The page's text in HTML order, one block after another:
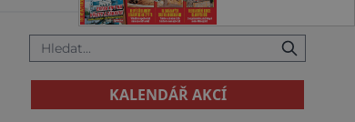
KALENDÁŘ AKCÍ